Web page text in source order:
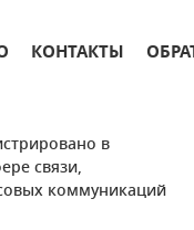
КОНТАКТЫ
в
связи,
коммуникаций